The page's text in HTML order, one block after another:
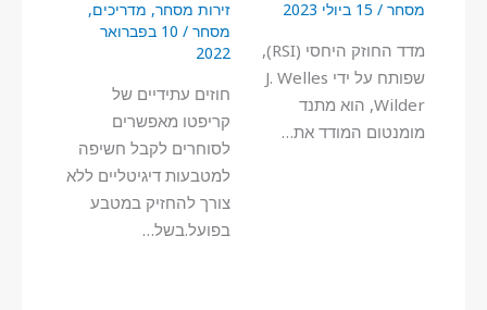
מסחר / 15 ביולי 2023
מדד החוזק היחסי (RSI),
שפותח על ידי J. Welles
Wilder, הוא מתנד
מומנטום המודד את…
זירות מסחר, מדריכים,
מסחר /
10 בפברואר
2022
חוזים עתידיים של
קריפטו מאפשרים
לסוחרים לקבל חשיפה
למטבעות דיגיטליים ללא
צורך להחזיק במטבע
בפועל.בשל…